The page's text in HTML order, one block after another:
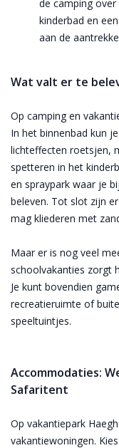
de camping
kinderbad en
aan de
Wat valt er te
Op camping en
In het binnenbad kun
lichteffecten roetsjen,
spetteren in het
en spraypark waar je
beleven. Tot slot zijn
mag kliederen met
Maar er is nog veel
schoolvakanties zorgt
Je kunt bovendien
recreatieruimte of
speeltuintjes.
Accommodaties:
Safaritent
Op vakantiepark
vakantiewoningen.